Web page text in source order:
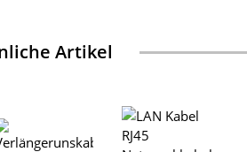
Artikel